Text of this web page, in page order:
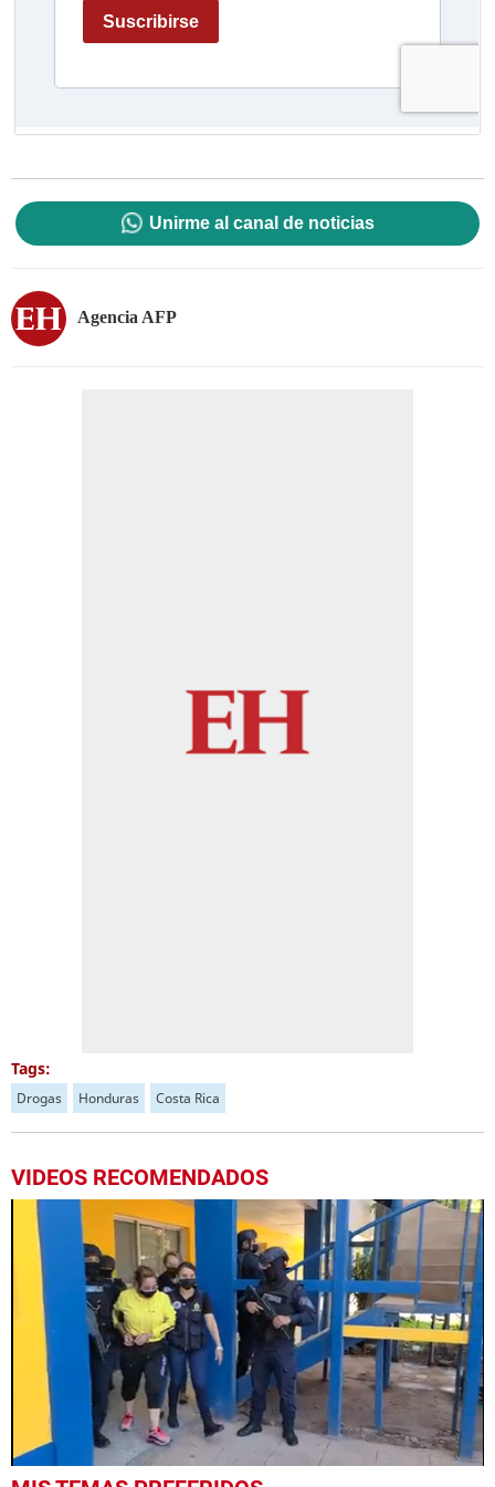
Unirme al canal de noticias
Agencia AFP
Tags:
Drogas Honduras Costa Rica
VIDEOS RECOMENDADOS